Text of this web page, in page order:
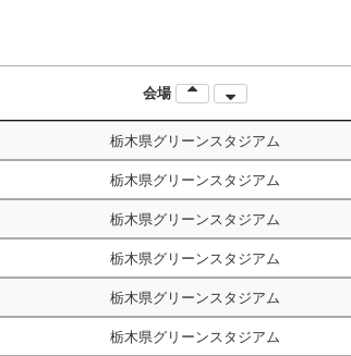
会場
栃木県グリーンスタジアム
栃木県グリーンスタジアム
栃木県グリーンスタジアム
栃木県グリーンスタジアム
栃木県グリーンスタジアム
栃木県グリーンスタジアム